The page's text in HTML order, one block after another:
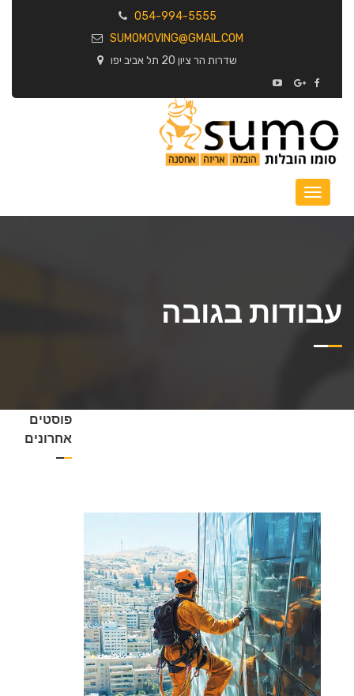
054-994-5555
SUMOMOVING@GMAIL.COM
שדרות הר ציון 20 תל אביב יפו
עבודות בגובה
פוסטים
אחרונים